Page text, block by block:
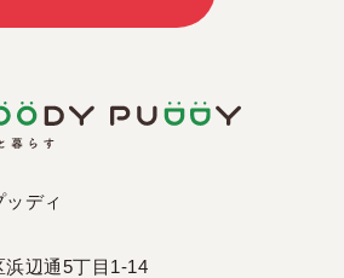
ディ
浜辺通5丁目1-14